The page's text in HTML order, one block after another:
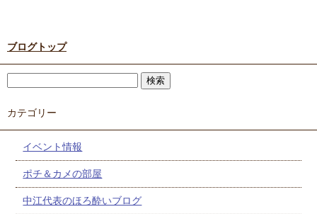
ブログトップ
カテゴリー
イベント情報
ポチ＆カメの部屋
中江代表のほろ酔いブログ